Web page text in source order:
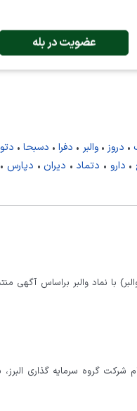
عضویت در بله
• دروز •والبر • دفرا • دسبحا •
• دارو • دتماد • دیران • دپارس
گروه سرمایه گذاری البرز،